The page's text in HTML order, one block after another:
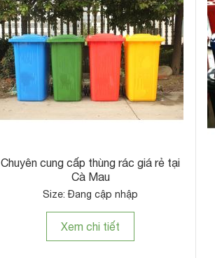
Chuyên cung cấp thùng rác giá rẻ tại
Cà Mau
Size: Đang cập nhập
Xem chi tiết